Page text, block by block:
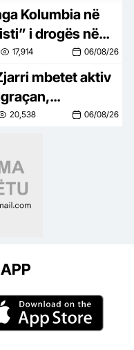
Kolumbia në
i drogës në
me 14 vite burg
17,914 06/08/26
mbetet aktiv
20,538 06/08/26